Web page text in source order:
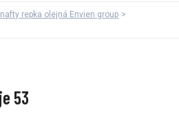
repka olejná Envien group
53